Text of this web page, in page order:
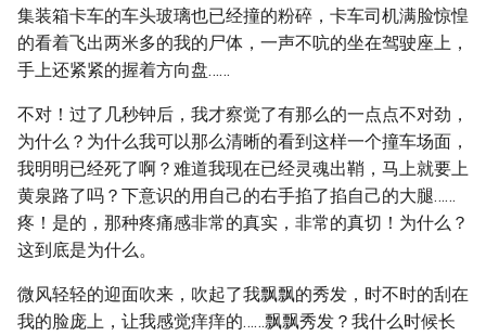
集装箱卡车的车头玻璃也已经撞的粉碎，卡车司机满脸惊惶
的看着飞出两米多的我的尸体，一声不吭的坐在驾驶座上，
手上还紧紧的握着方向盘……
不对！过了几秒钟后，我才察觉了有那么的一点点不对劲，
为什么？为什么我可以那么清晰的看到这样一个撞车场面，
我明明已经死了啊？难道我现在已经灵魂出鞘，马上就要上
黄泉路了吗？下意识的用自己的右手掐了掐自己的大腿……
疼！是的，那种疼痛感非常的真实，非常的真切！为什么？
这到底是为什么。
微风轻轻的迎面吹来，吹起了我飘飘的秀发，时不时的刮在
我的脸庞上，让我感觉痒痒的……飘飘秀发？我什么时候长